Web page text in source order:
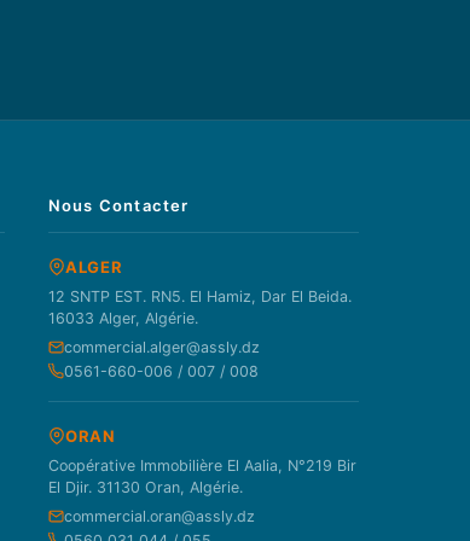
Nous Contacter
ALGER
12 SNTP EST. RN5. El Hamiz, Dar El Beida.
16033 Alger, Algérie.
commercial.alger@assly.dz
0561-660-006 / 007 / 008
ORAN
Coopérative Immobilière El Aalia, N°219 Bir
El Djir. 31130 Oran, Algérie.
commercial.oran@assly.dz